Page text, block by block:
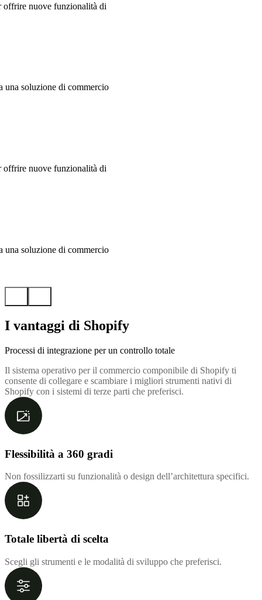
offrire nuove funzionalità di
una soluzione di commercio
offrire nuove funzionalità di
una soluzione di commercio
I vantaggi di Shopify
Processi di integrazione per un controllo totale
Il sistema operativo per il commercio componibile di Shopify ti
consente di collegare e scambiare i migliori strumenti nativi di
Shopify con i sistemi di terze parti che preferisci.
Flessibilità a 360 gradi
Non fossilizzarti su funzionalità o design dell’architettura specifici.
Totale libertà di scelta
Scegli gli strumenti e le modalità di sviluppo che preferisci.